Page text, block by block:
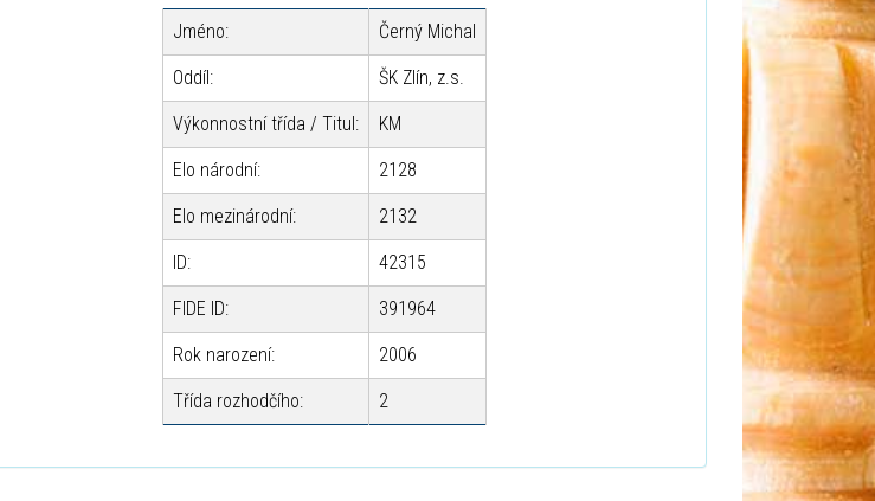
Jméno: Černý Michal
Oddíl: ŠK Zlín, z.s.
Výkonnostní třída / Titul: KM
Elo národní: 2128
Elo mezinárodní: 2132
ID: 42315
FIDE ID: 391964
Rok narození: 2006
Třída rozhodčího: 2